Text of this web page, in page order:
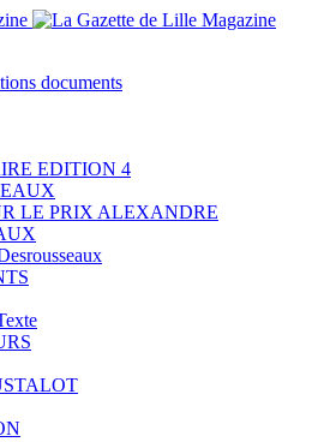
documents
EDITION 4
LE PRIX ALEXANDRE